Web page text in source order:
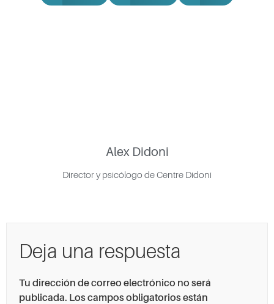
Alex Didoni
Director y psicólogo de Centre Didoni
Deja una respuesta
Tu dirección de correo electrónico no será
publicada. Los campos obligatorios están